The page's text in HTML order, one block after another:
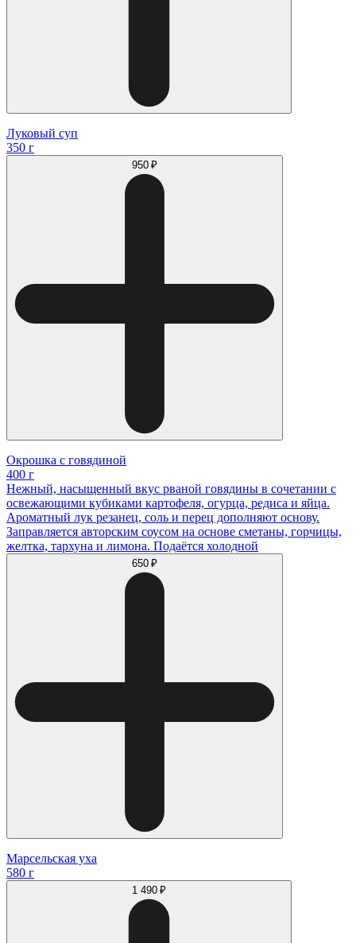
Луковый суп
350 г
950 ₽
Окрошка с говядиной
400 г
Нежный, насыщенный вкус рваной говядины в сочетании с
освежающими кубиками картофеля, огурца, редиса и яйца.
Ароматный лук резанец, соль и перец дополняют основу.
Заправляется авторским соусом на основе сметаны, горчицы,
желтка, тархуна и лимона. Подаётся холодной
650 ₽
Марсельская уха
580 г
1 490 ₽